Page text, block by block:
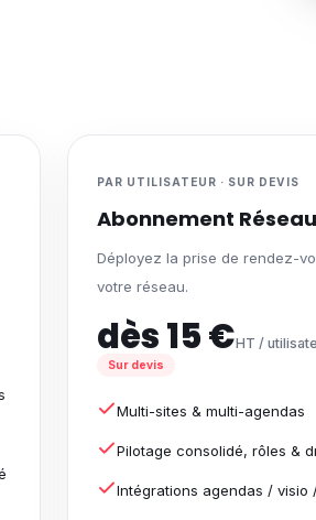
PAR UTILISATEUR · SUR DEVIS
Abonnement Réseau
Déployez la prise de rendez-
votre réseau.
dès 15 €HT /
Sur devis
Multi-sites & multi-agendas
Pilotage consolidé, rôles &
Intégrations agendas / visio